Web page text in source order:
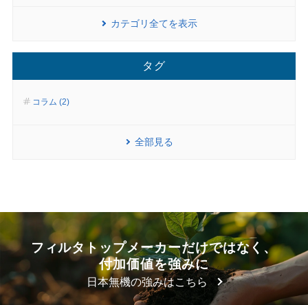
カテゴリ全てを表示
タグ
コラム (2)
全部見る
フィルタトップメーカーだけではなく、
付加価値を強みに
日本無機の強みはこちら